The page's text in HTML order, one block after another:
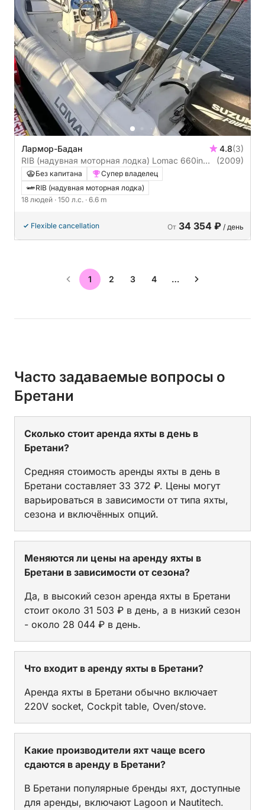
Лармор-Бадан 4.8(3)
RIB (надувная моторная лодка) Lomac 660in
150л.с.
(2009)
Без капитана
Супер владелец
RIB (надувная моторная лодка)
18 людей · 150 л.с. · 6.6 m
Flexible cancellation От 34 354 ₽ / день
1 2 3 4 …
Часто задаваемые вопросы о
Бретани
Сколько стоит аренда яхты в день в
Бретани?
Средняя стоимость аренды яхты в день в
Бретани составляет 33 372 ₽. Цены могут
варьироваться в зависимости от типа яхты,
сезона и включённых опций.
Меняются ли цены на аренду яхты в
Бретани в зависимости от сезона?
Да, в высокий сезон аренда яхты в Бретани
стоит около 31 503 ₽ в день, а в низкий сезон
- около 28 044 ₽ в день.
Что входит в аренду яхты в Бретани?
Аренда яхты в Бретани обычно включает
220V socket, Cockpit table, Oven/stove.
Какие производители яхт чаще всего
сдаются в аренду в Бретани?
В Бретани популярные бренды яхт, доступные
для аренды, включают Lagoon и Nautitech.